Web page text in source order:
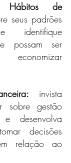
de
seus padrões
identifique
possam ser
economizar
invista
sobre gestão
desenvolva
decisões
relação ao